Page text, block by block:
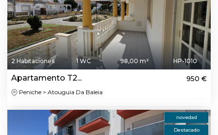
2 Habitaciones 1 WC 98,00 m² HP-1010
Apartamento T2... 950 €
Peniche > Atouguia Da Baleia
novedad
Destacado